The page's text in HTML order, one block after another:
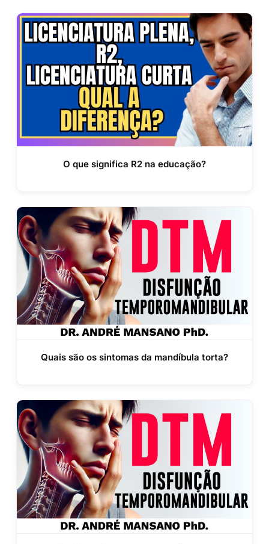
O que significa R2 na educação?
Quais são os sintomas da mandíbula torta?